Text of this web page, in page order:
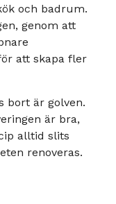
och badrum.
genom att
att skapa fler
bort är golven.
är bra,
alltid slits
renoveras.